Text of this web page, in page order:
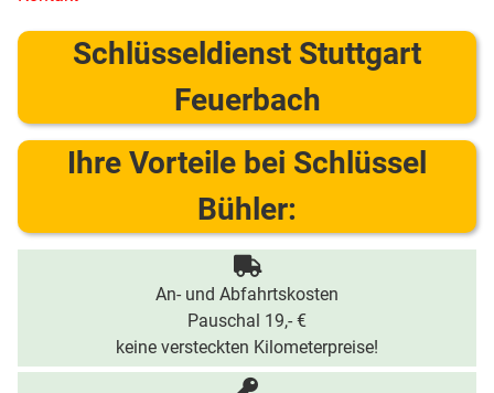
Schlüsseldienst Stuttgart
Feuerbach
Ihre Vorteile bei Schlüssel
Bühler:
An- und Abfahrtskosten
Pauschal 19,- €
keine versteckten Kilometerpreise!